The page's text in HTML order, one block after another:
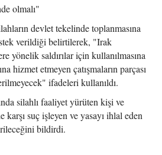
olmalı"
devlet tekelinde toplanmasına
verildiği belirtilerek, "Irak
yönelik saldırılar için kullanılmasına
hizmet etmeyen çatışmaların parçası
ifadeleri kullanıldı.
silahlı faaliyet yürüten kişi ve
suç işleyen ve yasayı ihlal eden
bildirdi.